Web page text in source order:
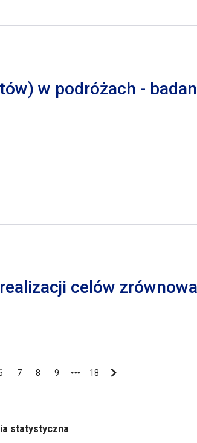
w podróżach -
celów
StronaStrona
7
Strona
8
Strona
9
Ostatnia strona
18
Następna strona
statystyczna